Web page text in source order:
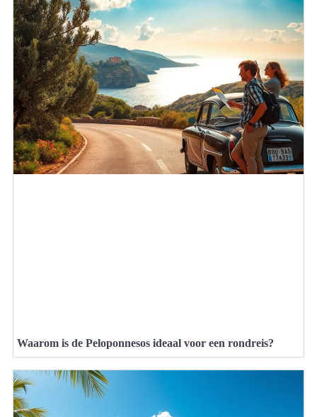
Waarom is de Peloponnesos ideaal voor een rondreis?